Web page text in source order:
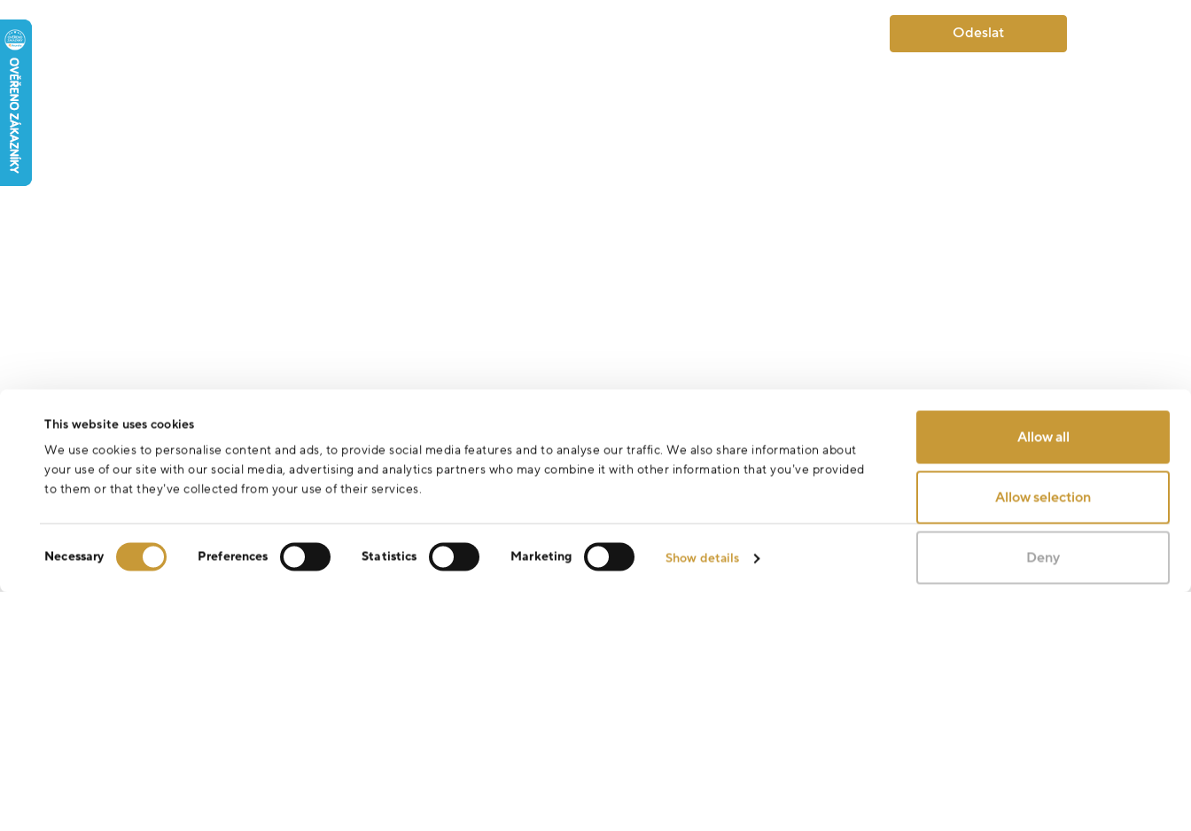
This website uses cookies
We use cookies to personalise content and ads, to provide social media features and to analyse our traffic. We also share information about
your use of our site with our social media, advertising and analytics partners who may combine it with other information that you’ve provided
to them or that they’ve collected from your use of their services.
Necessary Preferences Statistics Marketing Show details
Allow all
Allow selection
Deny
Odeslat